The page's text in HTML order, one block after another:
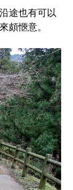
途也有可以
頗愜意。